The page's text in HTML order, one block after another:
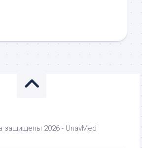
защищены 2026 - UnavMed